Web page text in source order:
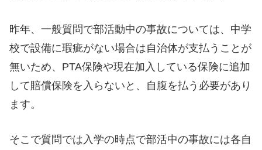
昨年、一般質問で部活動中の事故については、中学
校で設備に瑕疵がない場合は自治体が支払うことが
無いため、PTA保険や現在加入している保険に追加
して賠償保険を入らないと、自腹を払う必要があり
ます。
そこで質問では入学の時点で部活中の事故には各自